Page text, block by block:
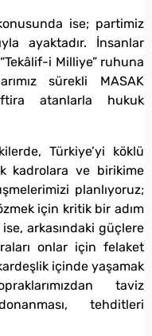
ise; partimiz
ayaktadır. İnsanlar
i Milliye” ruhuna
sürekli MASAK
atanlarla hukuk
Türkiye’yi köklü
kadrolara ve birikime
planlıyoruz;
için kritik bir adım
arkasındaki güçlere
onlar için felaket
içinde yaşamak
taviz
tehditleri